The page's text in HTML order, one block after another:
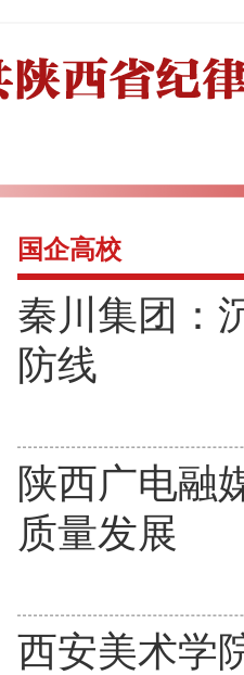
国企高校
秦川集团：
防线
陕西广电融
质量发展
西安美术学